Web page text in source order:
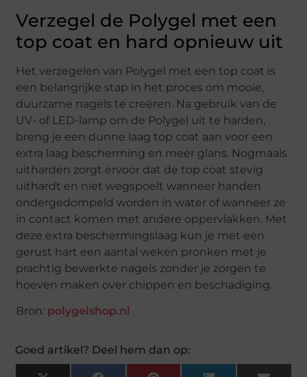
Verzegel de Polygel met een
top coat en hard opnieuw uit
Het verzegelen van Polygel met een top coat is
een belangrijke stap in het proces om mooie,
duurzame nagels te creëren. Na gebruik van de
UV- of LED-lamp om de Polygel uit te harden,
breng je een dunne laag top coat aan voor een
extra laag bescherming en meer glans. Nogmaals
uitharden zorgt ervoor dat de top coat stevig
uithardt en niet wegspoelt wanneer handen
ondergedompeld worden in water of wanneer ze
in contact komen met andere oppervlakken. Met
deze extra beschermingslaag kun je met een
gerust hart een aantal weken pronken met je
prachtig bewerkte nagels zonder je zorgen te
hoeven maken over chippen en beschadiging.
Bron: polygelshop.nl
Goed artikel? Deel hem dan op: